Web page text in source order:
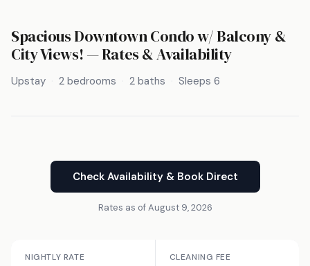
Spacious Downtown Condo w/ Balcony &
City Views! — Rates & Availability
Upstay 2 bedrooms 2 baths Sleeps 6
Check Availability & Book Direct
Rates as of August 9, 2026
NIGHTLY RATE CLEANING FEE